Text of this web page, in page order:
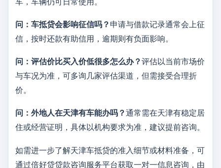
问：车抵贷会影响征信吗？ 申请与借款记录通常会上征
信，按时还款有助信用，逾期则有负面影响。
问：评估价比买入价低很多怎么办？评估以当前市场价
与车况为准，可多询几家评估渠道，但需接受合理折
价。
问：外地人在天津有车能办吗？通常需在天津有稳定居
住或经营证明，具体以机构要求为准，建议提前咨询。
如需进一步了解天津车抵贷的准入细节或材料准备，可
通过倍好贷贷款咨询服务平台获取一对一信息咨询，由